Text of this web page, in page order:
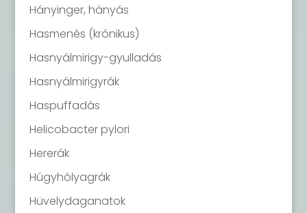
Hányinger, hányás
Hasmenés (krónikus)
Hasnyálmirigy-gyulladás
Hasnyálmirigyrák
Haspuffadás
Helicobacter pylori
Hererák
Húgyhólyagrák
Hüvelydaganatok